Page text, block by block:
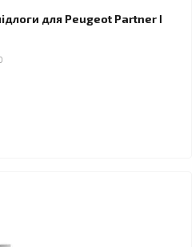
для Peugeot Partner I